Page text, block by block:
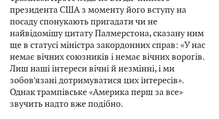
президента США з моменту його вступу на
посаду спонукають пригадати чи не
найвідомішу цитату Палмерстона, сказану ним
ще в статусі міністра закордонних справ: «У нас
немає вічних союзників і немає вічних ворогів.
Лиш наші інтереси вічні й незмінні, і ми
зобов’язані дотримуватися цих інтересів».
Однак трампівське «Америка перш за все»
звучить надто вже подібно.